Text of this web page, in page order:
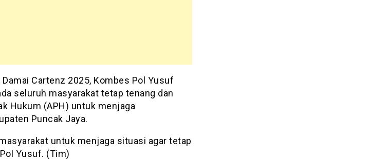
Cartenz 2025, Kombes Pol Yusuf
seluruh masyarakat tetap tenang dan
Hukum (APH) untuk menjaga
Puncak Jaya.
untuk menjaga situasi agar tetap
Yusuf. (Tim)